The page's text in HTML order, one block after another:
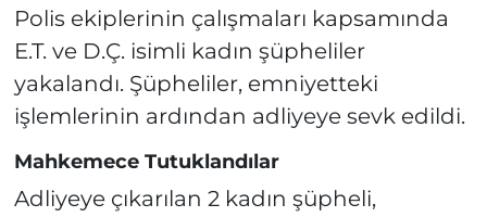
Polis ekiplerinin çalışmaları kapsamında
E.T. ve D.Ç. isimli kadın şüpheliler
yakalandı. Şüpheliler, emniyetteki
işlemlerinin ardından adliyeye sevk edildi.
Mahkemece Tutuklandılar
Adliyeye çıkarılan 2 kadın şüpheli,